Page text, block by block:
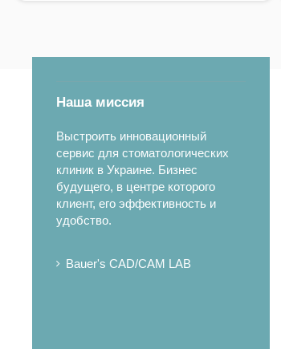
Наша миссия
Выстроить инновационный
сервис для стоматологических
клиник в Украине. Бизнес
будущего, в центре которого
клиент, его эффективность и
удобство.
Bauer's CAD/CAM LAB